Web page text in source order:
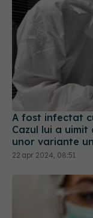
A fost infectat
Cazul lui a uimit
unor variante
22 apr 2024, 08:51